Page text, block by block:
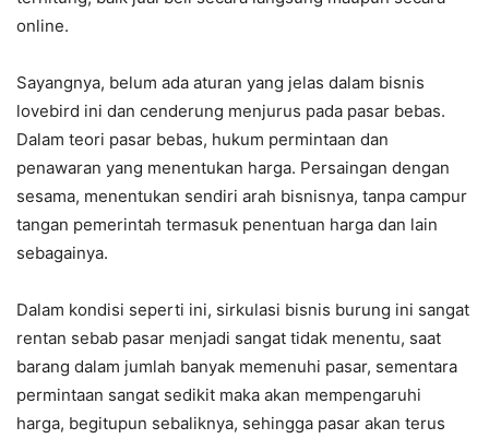
online.
Sayangnya, belum ada aturan yang jelas dalam bisnis
lovebird ini dan cenderung menjurus pada pasar bebas.
Dalam teori pasar bebas, hukum permintaan dan
penawaran yang menentukan harga. Persaingan dengan
sesama, menentukan sendiri arah bisnisnya, tanpa campur
tangan pemerintah termasuk penentuan harga dan lain
sebagainya.
Dalam kondisi seperti ini, sirkulasi bisnis burung ini sangat
rentan sebab pasar menjadi sangat tidak menentu, saat
barang dalam jumlah banyak memenuhi pasar, sementara
permintaan sangat sedikit maka akan mempengaruhi
harga, begitupun sebaliknya, sehingga pasar akan terus